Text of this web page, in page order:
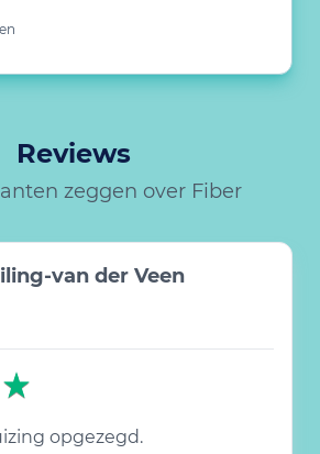
Reviews
zeggen over Fiber
van der Veen
opgezegd.